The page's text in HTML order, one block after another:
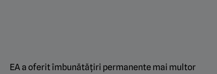
EA a oferit îmbunătățiri permanente mai multor